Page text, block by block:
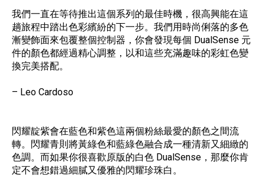
我們一直在等待推出這個系列的最佳時機，很高興能在這
趟旅程中踏出色彩繽紛的下一步。我們用時尚俐落的多色
漸變飾面來包覆整個控制器，你會發現每個 DualSense 元
件的顏色都經過精心調整，以和這些充滿趣味的彩虹色變
換完美搭配。
– Leo Cardoso
閃耀靛紫會在藍色和紫色這兩個粉絲最愛的顏色之間流
轉。閃耀青則將黃綠色和藍綠色融合成一種清新又細緻的
色調。而如果你很喜歡原版的白色 DualSense，那麼你肯
定不會想錯過細膩又優雅的閃耀珍珠白。